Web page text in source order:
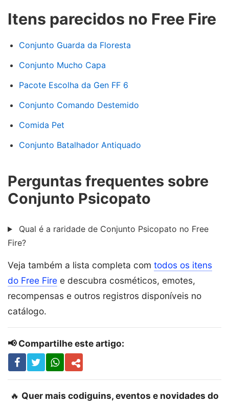
Itens parecidos no Free Fire
Conjunto Guarda da Floresta
Conjunto Mucho Capa
Pacote Escolha da Gen FF 6
Conjunto Comando Destemido
Comida Pet
Conjunto Batalhador Antiquado
Perguntas frequentes sobre
Conjunto Psicopato
Qual é a raridade de Conjunto Psicopato no Free
Fire?
Veja também a lista completa com todos os itens
do Free Fire e descubra cosméticos, emotes,
recompensas e outros registros disponíveis no
catálogo.
📢 Compartilhe este artigo:
🔥 Quer mais codiguins, eventos e novidades do